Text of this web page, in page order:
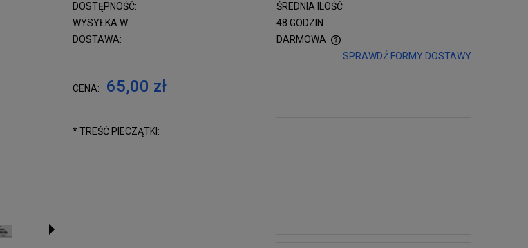
DOSTĘPNOŚĆ:
ŚREDNIA ILOŚĆ
WYSYŁKA W:
48 GODZIN
DOSTAWA:
DARMOWA
SPRAWDŹ FORMY DOSTAWY
CENA: 65,00 zł
*TREŚĆ PIECZĄTKI: